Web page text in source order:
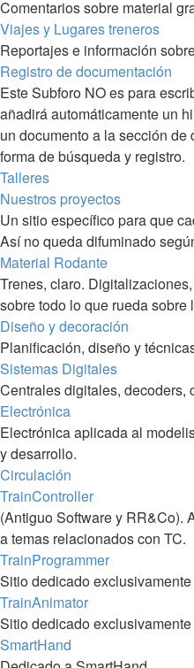
Comentarios sobre material
Viajes y Lugares treneros
Reportajes e información
Registro de documentación
Este Subforo NO es para
añadirá automáticamente un
un documento a la sección
forma de búsqueda y registro.
Talleres
Nuestros proyectos
Un sitio específico para que
Así no queda difuminado
Material Rodante
Trenes, claro.
sobre todo lo que rueda sobre
Diseño y decoración
Planificación, diseño y
Sistemas Digitales
Centrales digitales, decoders,
Electrónica
Electrónica aplicada al
y desarrollo.
Circulación
TrainController
(Antiguo Software y RR&Co).
a temas relacionados con TC.
TrainProgrammer
Sitio dedicado
TrainAnimator
Sitio dedicado
SmartHand